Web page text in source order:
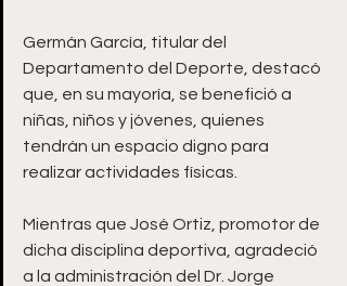
Germán García, titular del
Departamento del Deporte, destacó
que, en su mayoría, se benefició a
niñas, niños y jóvenes, quienes
tendrán un espacio digno para
realizar actividades físicas.
Mientras que José Ortiz, promotor de
dicha disciplina deportiva, agradeció
a la administración del Dr. Jorge